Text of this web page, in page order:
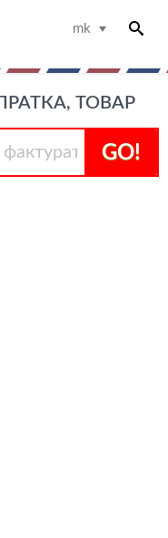
mk
ТОВАР
GO!